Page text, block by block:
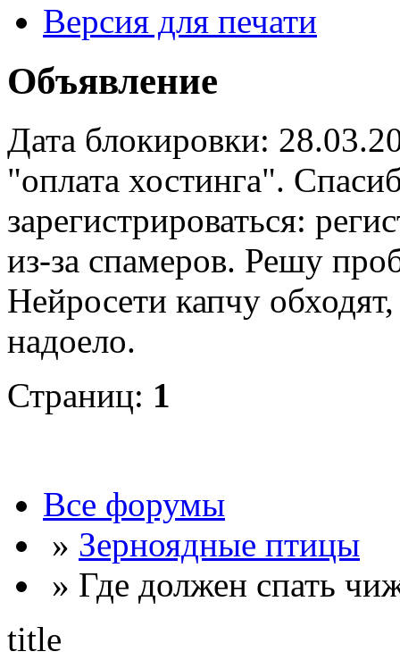
Версия для печати
Объявление
Дата блокировки:
"оплата хостинга".
зарегистрироваться:
из-за спамеров. Решу
Нейросети капчу
надоело.
Страниц: 1
Все форумы
» Зерноядные птицы
» Где должен спать
title